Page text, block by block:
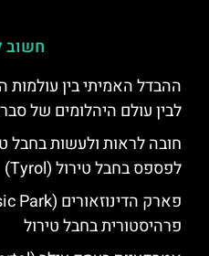
חשוב
ההבדל האמיתי בין
לבין עולם היהלומים של
חובה לראות ולעשות בחבל
לפספס בחבל טירול (Tyrol)
פרהיסטורית בחבל טירול